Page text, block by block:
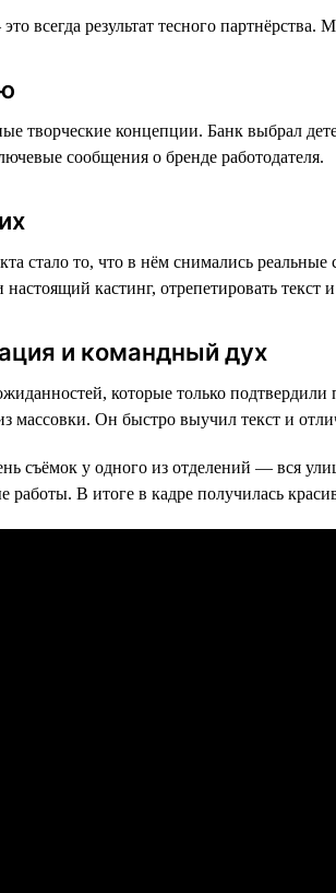
всегда результат тесного
творческие концепции. Банк выбрал
сообщения о бренде работодателя.
стало то, что в нём снимались
кастинг, отрепетировать текст
и командный дух
которые только
массовки. Он быстро выучил текст и
съёмок у одного из отделений — вся
В итоге в кадре получилась